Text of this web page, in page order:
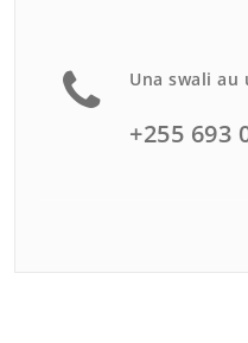
Una swali au
+255 693